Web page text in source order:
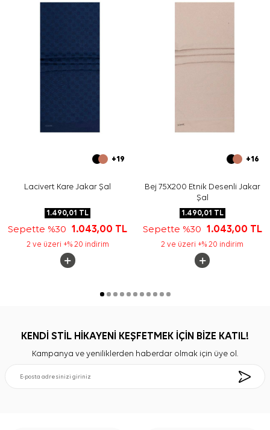
+19
Lacivert Kare Jakar Şal
1.490,01 TL
Sepette %30 1.043,00 TL
2 ve üzeri +% 20 indirim
+16
Bej 75X200 Etnik Desenli Jakar
Şal
1.490,01 TL
Sepette %30 1.043,00 TL
2 ve üzeri +% 20 indirim
KENDİ STİL HİKAYENİ KEŞFETMEK İÇİN BİZE KATIL!
Kampanya ve yeniliklerden haberdar olmak için üye ol.